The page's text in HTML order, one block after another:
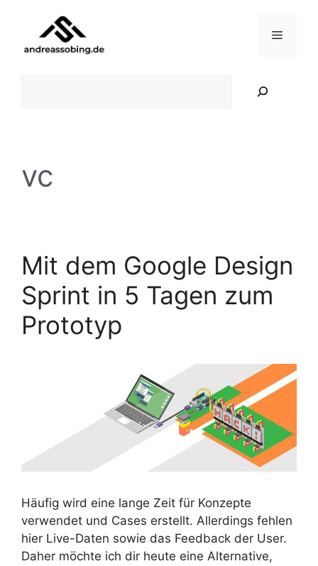
springen
Menü
vc
Mit dem Google Design
Sprint in 5 Tagen zum
Prototyp
Häufig wird eine lange Zeit für Konzepte
verwendet und Cases erstellt. Allerdings fehlen
hier Live-Daten sowie das Feedback der User.
Daher möchte ich dir heute eine Alternative,